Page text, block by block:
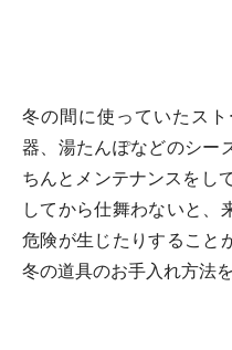
冬の間に使っていたス
器、湯たんぽなどのシー
ちんとメンテナンスをし
してから仕舞わないと、
危険が生じたりすること
冬の道具のお手入れ方法